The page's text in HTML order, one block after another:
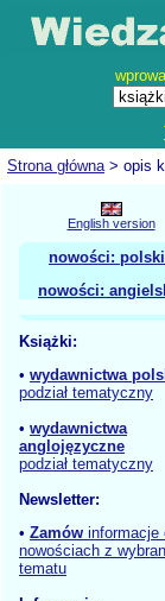
Strona główna> opis
English version
nowości:
nowości:
Książki:
• wydawnictwa
podział tematyczny
• wydawnictwa
anglojęzyczne
podział tematyczny
Newsletter:
• Zamów informacje
nowościach z
tematu